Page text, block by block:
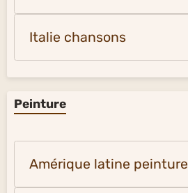
Italie chansons
Peinture
Amérique latine peinture